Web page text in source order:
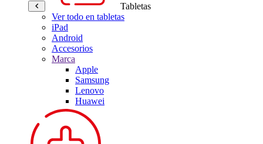
Tabletas
Ver todo en tabletas
iPad
Android
Accesorios
Marca
Apple
Samsung
Lenovo
Huawei